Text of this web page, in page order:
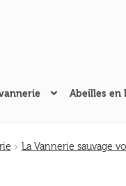
Abeilles en
La Vannerie sauvage